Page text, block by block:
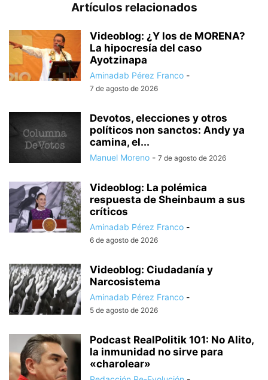
Artículos relacionados
Videoblog: ¿Y los de MORENA?
La hipocresía del caso
Ayotzinapa
Aminadab Pérez Franco -
7 de agosto de 2026
Devotos, elecciones y otros
políticos non sanctos: Andy ya
camina, el...
Manuel Moreno - 7 de agosto de 2026
Videoblog: La polémica
respuesta de Sheinbaum a sus
críticos
Aminadab Pérez Franco -
6 de agosto de 2026
Videoblog: Ciudadanía y
Narcosistema
Aminadab Pérez Franco -
5 de agosto de 2026
Podcast RealPolitik 101: No Alito,
la inmunidad no sirve para
«charolear»